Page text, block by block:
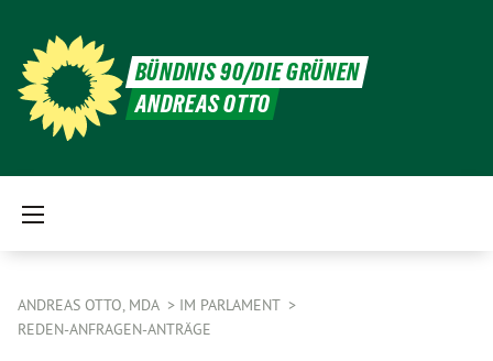
BÜNDNIS 90/DIE GRÜNEN
ANDREAS OTTO
ANDREAS OTTO, MDA
IM PARLAMENT
REDEN-ANFRAGEN-ANTRÄGE